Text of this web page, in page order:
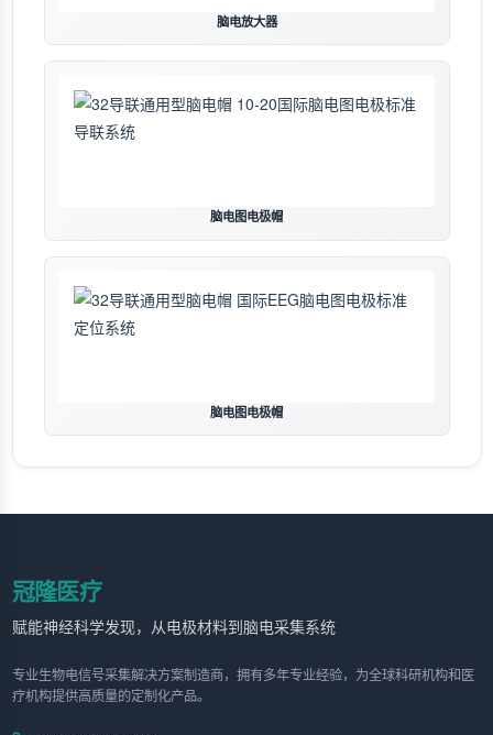
脑电放大器
脑电图电极帽
脑电图电极帽
冠隆医疗
赋能神经科学发现，从电极材料到脑电采集系统
专业生物电信号采集解决方案制造商，拥有多年专业经验，为全球科研机构和医
疗机构提供高质量的定制化产品。